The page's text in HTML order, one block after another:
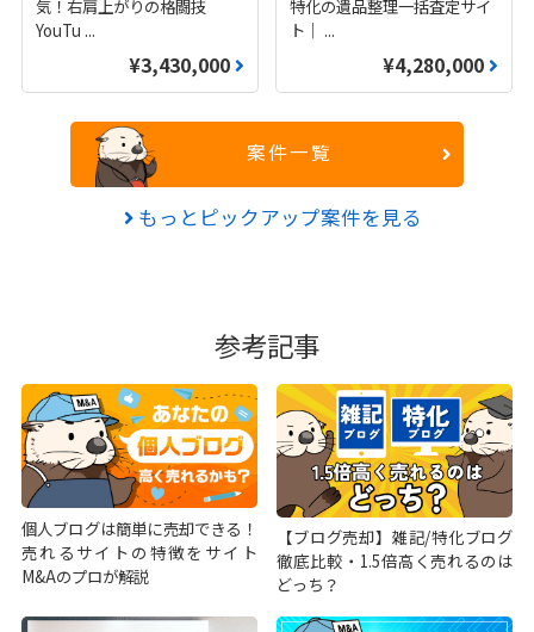
気！右肩上がりの格闘技
YouTu ...
¥3,430,000
特化の遺品整理一括査定サイ
ト｜ ...
¥4,280,000
案件一覧
もっとピックアップ案件を見る
参考記事
個人ブログは簡単に売却できる！
売れるサイトの特徴をサイト
M&Aのプロが解説
【ブログ売却】雑記/特化ブログ
徹底比較・1.5倍高く売れるのは
どっち？